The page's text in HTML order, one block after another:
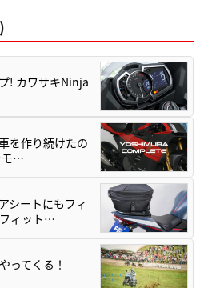
! カワサキNinja
を作り続けたの
モ…
シートにもフィ
ィット…
ってくる！